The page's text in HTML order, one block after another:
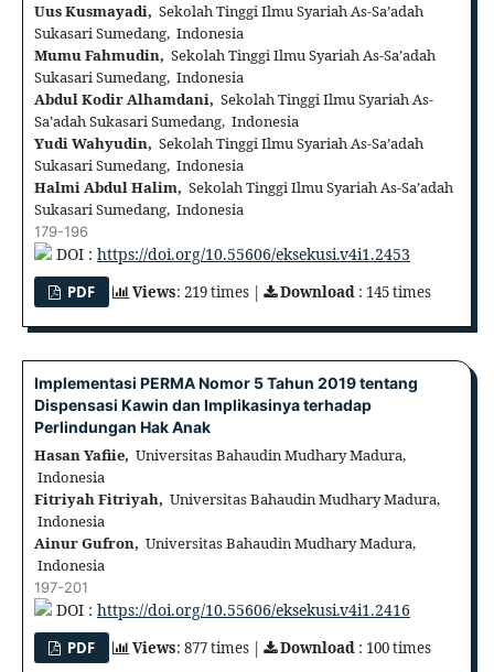
Uus Kusmayadi, Sekolah Tinggi Ilmu Syariah As-Sa’adah
Sukasari Sumedang, Indonesia
Mumu Fahmudin, Sekolah Tinggi Ilmu Syariah As-Sa’adah
Sukasari Sumedang, Indonesia
Abdul Kodir Alhamdani, Sekolah Tinggi Ilmu Syariah As-
Sa’adah Sukasari Sumedang, Indonesia
Yudi Wahyudin, Sekolah Tinggi Ilmu Syariah As-Sa’adah
Sukasari Sumedang, Indonesia
Halmi Abdul Halim, Sekolah Tinggi Ilmu Syariah As-Sa’adah
Sukasari Sumedang, Indonesia
179-196
DOI : https://doi.org/10.55606/eksekusi.v4i1.2453
PDF Views: 219 times | Download : 145 times
Implementasi PERMA Nomor 5 Tahun 2019 tentang
Dispensasi Kawin dan Implikasinya terhadap
Perlindungan Hak Anak
Hasan Yafiie, Universitas Bahaudin Mudhary Madura,
Indonesia
Fitriyah Fitriyah, Universitas Bahaudin Mudhary Madura,
Indonesia
Ainur Gufron, Universitas Bahaudin Mudhary Madura,
Indonesia
197-201
DOI : https://doi.org/10.55606/eksekusi.v4i1.2416
PDF Views: 877 times | Download : 100 times